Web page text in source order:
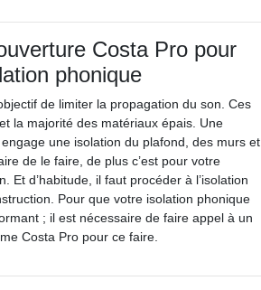
Costa Pro pour
phonique
de limiter la propagation du son. Ces
la majorité des matériaux épais. Une
une isolation du plafond, des murs et
de le faire, de plus c’est pour votre
Et d’habitude, il faut procéder à l’isolation
Pour que votre isolation phonique
; il est nécessaire de faire appel à un
Costa Pro pour ce faire.